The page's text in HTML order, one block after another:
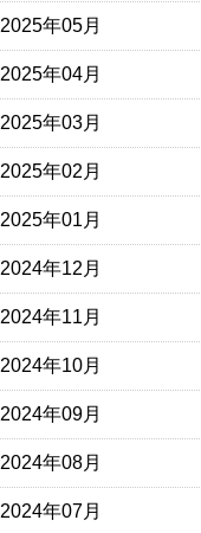
2025年05月
2025年04月
2025年03月
2025年02月
2025年01月
2024年12月
2024年11月
2024年10月
2024年09月
2024年08月
2024年07月